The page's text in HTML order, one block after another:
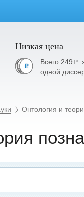
Низкая цена
Всего 249a
одной
Онтология и